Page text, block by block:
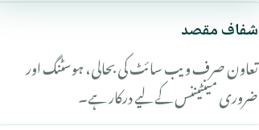
شفاف مقصد
تعاون صرف ویب سائٹ کی بحالی، ہوسٹنگ اور
ضروری مینٹیننس کے لیے درکار ہے۔